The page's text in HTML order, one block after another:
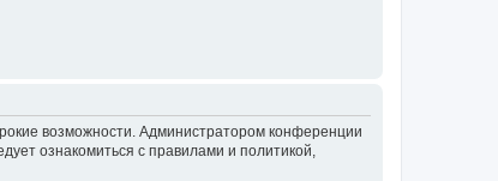
возможности. Администратором конференции
ознакомиться с правилами и политикой,